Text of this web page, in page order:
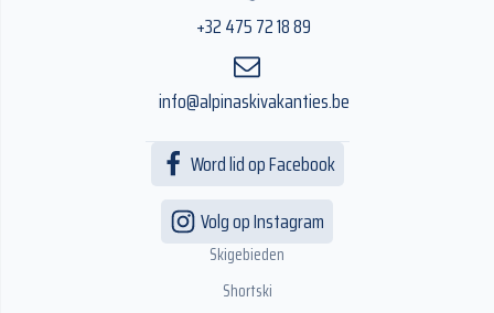
+32 475 72 18 89
info@alpinaskivakanties.be
Word lid op Facebook
Volg op Instagram
Skigebieden
Shortski